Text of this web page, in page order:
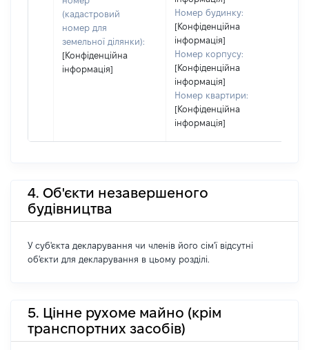
(кадастровий
номер для
земельної ділянки):
[Конфіденційна
інформація]
Номер будинку:
[Конфіденційна
інформація]
Номер корпусу:
[Конфіденційна
інформація]
Номер квартири:
[Конфіденційна
інформація]
4. Об'єкти незавершеного
будівництва
У суб'єкта декларування чи членів його сім'ї відсутні
об'єкти для декларування в цьому розділі.
5. Цінне рухоме майно (крім
транспортних засобів)